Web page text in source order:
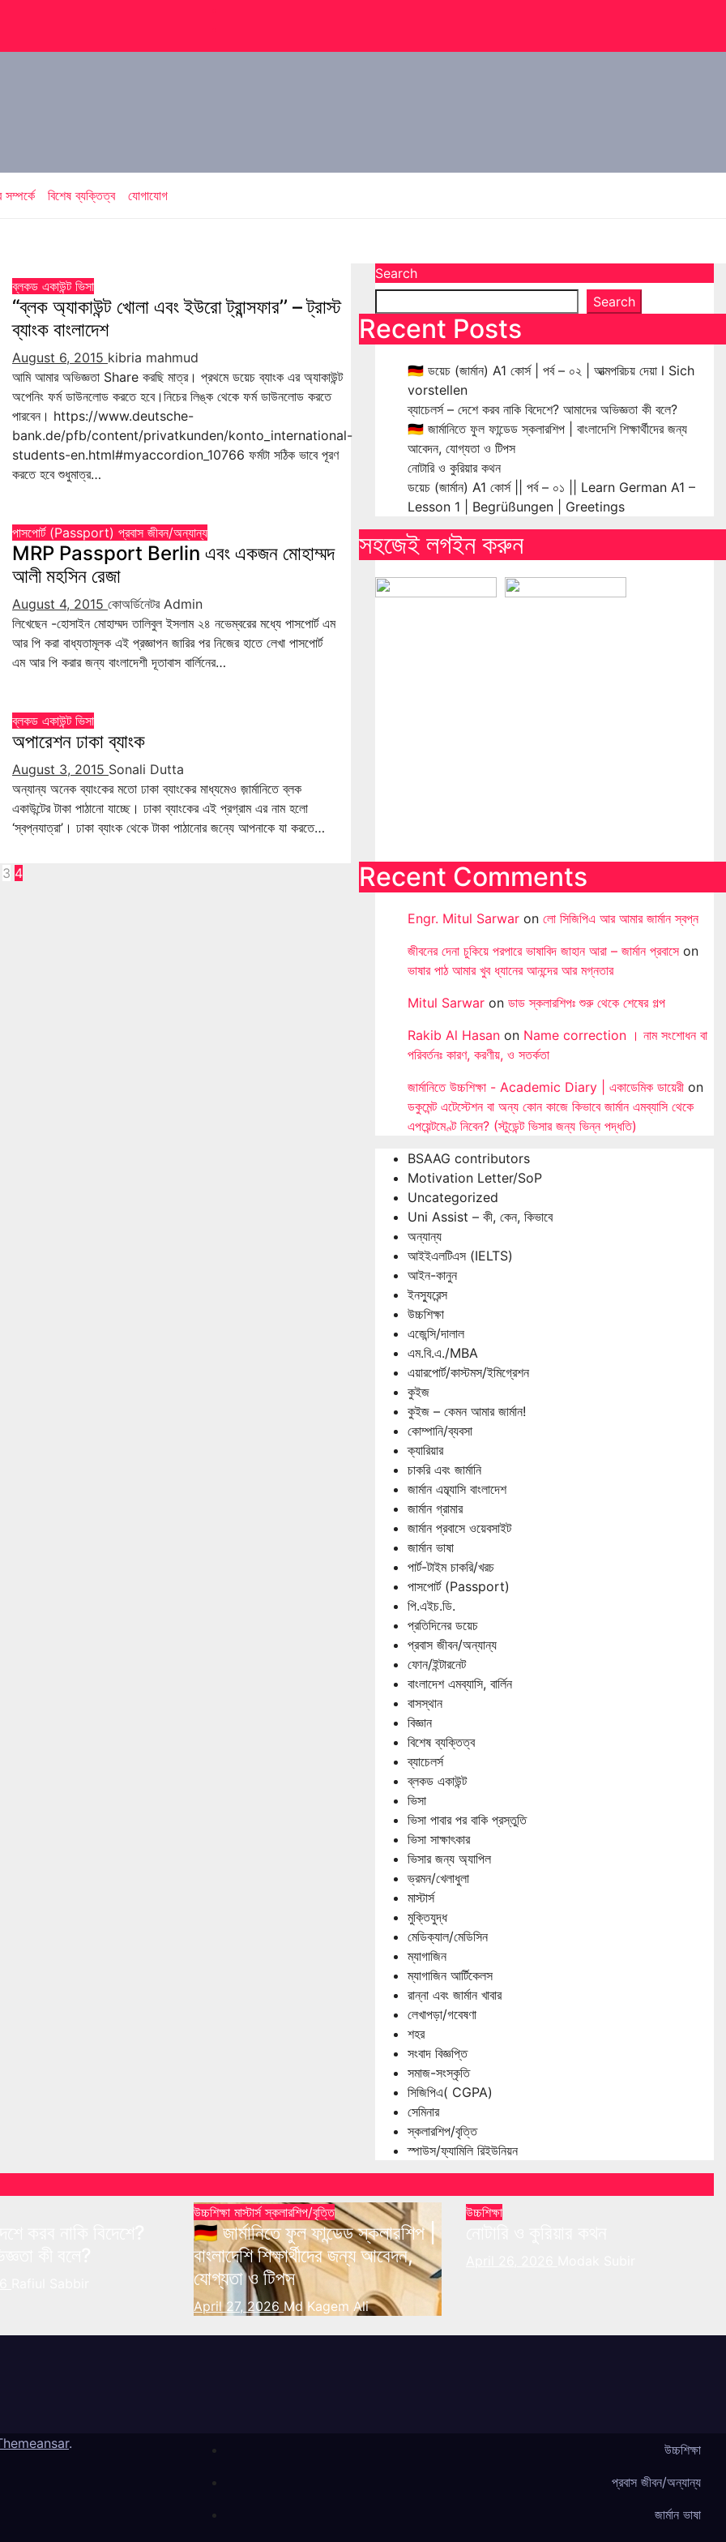
বিশেষ ব্যক্তিত্ব যোগাযোগ
ব্লকড একাউন্ট ভিসা
“ব্লক অ্যাকাউন্ট খোলা এবং ইউরো ট্রান্সফার’’ – ট্রাস্ট
ব্যাংক বাংলাদেশ
August 6, 2015 kibria mahmud
আমি আমার অভিজ্ঞতা Share করছি মাত্র। প্রথমে ডয়েচ ব্যাংক এর অ্যাকাউন্ট
অপেনিং ফর্ম ডাউনলোড করতে হবে।নিচের লিঙ্ক থেকে ফর্ম ডাউনলোড করতে
পারবেন। https://www.deutsche-
bank.de/pfb/content/privatkunden/konto_international-
students-en.html#myaccordion_10766 ফর্মটা সঠিক ভাবে পূরণ
করতে হবে শুধুমাত্র…
পাসপোর্ট (Passport) প্রবাস জীবন/অন্যান্য
MRP Passport Berlin এবং একজন মোহাম্মদ
আলী মহসিন রেজা
August 4, 2015 কোঅর্ডিনেটর Admin
লিখেছেন -হোসাইন মোহাম্মদ তালিবুল ইসলাম ২৪ নভেম্বরের মধ্যে পাসপোর্ট এম
আর পি করা বাধ্যতামূলক এই প্রজ্ঞাপন জারির পর নিজের হাতে লেখা পাসপোর্ট
এম আর পি করার জন্য বাংলাদেশী দূতাবাস বার্লিনের…
ব্লকড একাউন্ট ভিসা
অপারেশন ঢাকা ব্যাংক
August 3, 2015 Sonali Dutta
অন্যান্য অনেক ব্যাংকের মতো ঢাকা ব্যাংকের মাধ্যমেও জ়ার্মানিতে ব্লক
একাউন্টের টাকা পাঠানো যাচ্ছে। ঢাকা ব্যাংকের এই প্রগ্রাম এর নাম হলো
‘স্বপ্নযাত্রা’। ঢাকা ব্যাংক থেকে টাকা পাঠানোর জন্যে আপনাকে যা করতে…
3 4
Search
Search
Recent Posts
🇩🇪 ডয়েচ (জার্মান) A1 কোর্স | পর্ব – ০২ | আত্মপরিচয় দেয়া l Sich
vorstellen
ব্যাচেলর্স – দেশে করব নাকি বিদেশে? আমাদের অভিজ্ঞতা কী বলে?
🇩🇪 জার্মানিতে ফুল ফান্ডেড স্কলারশিপ | বাংলাদেশি শিক্ষার্থীদের জন্য
আবেদন, যোগ্যতা ও টিপস
নোটারি ও কুরিয়ার কথন
ডয়েচ (জার্মান) A1 কোর্স || পর্ব – ০১ || Learn German A1 –
Lesson 1 | Begrüßungen | Greetings
সহজেই লগইন করুন
Recent Comments
Engr. Mitul Sarwar on লো সিজিপিএ আর আমার জার্মান স্বপ্ন
জীবনের দেনা চুকিয়ে পরপারে ভাষাবিদ জাহান আরা – জার্মান প্রবাসেon
ভাষার পাঠ আমার খুব ধ্যানের আনন্দের আর মগ্নতার
Mitul Sarwar on ডাড স্কলারশিপঃ শুরু থেকে শেষের গল্প
Rakib Al Hasan on Name correction । নাম সংশোধন বা
পরিবর্তনঃ কারণ, করণীয়, ও সতর্কতা
জার্মানিতে উচ্চশিক্ষা - Academic Diary | একাডেমিক ডায়েরী on
ডকুমেন্ট এটেস্টেশন বা অন্য কোন কাজে কিভাবে জার্মান এমব্যাসি থেকে
এপয়েন্টমেণ্ট নিবেন? (স্টুডেন্ট ভিসার জন্য ভিন্ন পদ্ধতি)
BSAAG contributors
Motivation Letter/SoP
Uncategorized
Uni Assist – কী, কেন, কিভাবে
অন্যান্য
আইইএলটিএস (IELTS)
আইন-কানুন
ইনস্যুরেন্স
উচ্চশিক্ষা
এজেন্সি/দালাল
এম.বি.এ./MBA
এয়ারপোর্ট/কাস্টমস/ইমিগ্রেশন
কুইজ
কুইজ – কেমন আমার জার্মান!
কোম্পানি/ব্যবসা
ক্যারিয়ার
চাকরি এবং জার্মানি
জার্মান এম্ব্যাসি বাংলাদেশ
জার্মান গ্রামার
জার্মান প্রবাসে ওয়েবসাইট
জার্মান ভাষা
পার্ট-টাইম চাকরি/খরচ
পাসপোর্ট (Passport)
পি.এইচ.ডি.
প্রতিদিনের ডয়েচ
প্রবাস জীবন/অন্যান্য
ফোন/ইন্টারনেট
বাংলাদেশ এমব্যাসি, বার্লিন
বাসস্থান
বিজ্ঞান
বিশেষ ব্যক্তিত্ব
ব্যাচেলর্স
ব্লকড একাউন্ট
ভিসা
ভিসা পাবার পর বাকি প্রস্তুতি
ভিসা সাক্ষাৎকার
ভিসার জন্য অ্যাপিল
ভ্রমন/খেলাধুলা
মাস্টার্স
মুক্তিযুদ্ধ
মেডিক্যাল/মেডিসিন
ম্যাগাজিন
ম্যাগাজিন আর্টিকেলস
রান্না এবং জার্মান খাবার
লেখাপড়া/গবেষণা
শহর
সংবাদ বিজ্ঞপ্তি
সমাজ-সংস্কৃতি
সিজিপিএ( CGPA)
সেমিনার
স্কলারশিপ/বৃত্তি
স্পাউস/ফ্যামিলি রিইউনিয়ন
উচ্চশিক্ষা মাস্টার্সস্কলারশিপ/বৃত্তি
🇩🇪 জার্মানিতে ফুল ফান্ডেড স্কলারশিপ |
বাংলাদেশি শিক্ষার্থীদের জন্য আবেদন,
যোগ্যতা ও টিপস
April 27, 2026 Md Kagem Ali
উচ্চশিক্ষা
.
উচ্চশিক্ষা
প্রবাস জীবন/অন্যান্য
জার্মান ভাষা